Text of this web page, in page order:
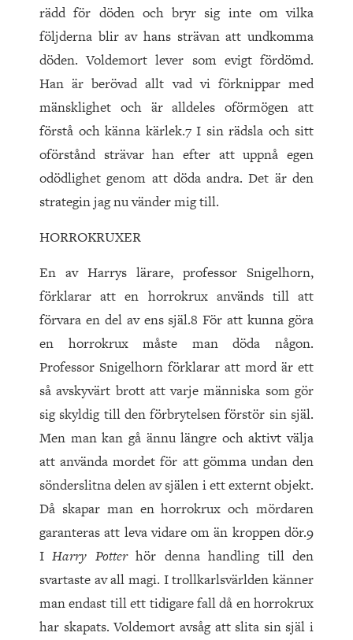
rädd för döden och bryr sig inte om vilka
följderna blir av hans strävan att undkomma
döden. Voldemort lever som evigt fördömd.
Han är berövad allt vad vi förknippar med
mänsklighet och är alldeles oförmögen att
förstå och känna kärlek.7 I sin rädsla och sitt
oförstånd strävar han efter att uppnå egen
odödlighet genom att döda andra. Det är den
strategin jag nu vänder mig till.
HORROKRUXER
En av Harrys lärare, professor Snigelhorn,
förklarar att en horrokrux används till att
förvara en del av ens själ.8 För att kunna göra
en horrokrux måste man döda någon.
Professor Snigelhorn förklarar att mord är ett
så avskyvärt brott att varje människa som gör
sig skyldig till den förbrytelsen förstör sin själ.
Men man kan gå ännu längre och aktivt välja
att använda mordet för att gömma undan den
sönderslitna delen av själen i ett externt objekt.
Då skapar man en horrokrux och mördaren
garanteras att leva vidare om än kroppen dör.9
IHarry Potterhör denna handling till den
svartaste av all magi. I trollkarlsvärlden känner
man endast till ett tidigare fall då en horrokrux
har skapats. Voldemort avsåg att slita sin själ i